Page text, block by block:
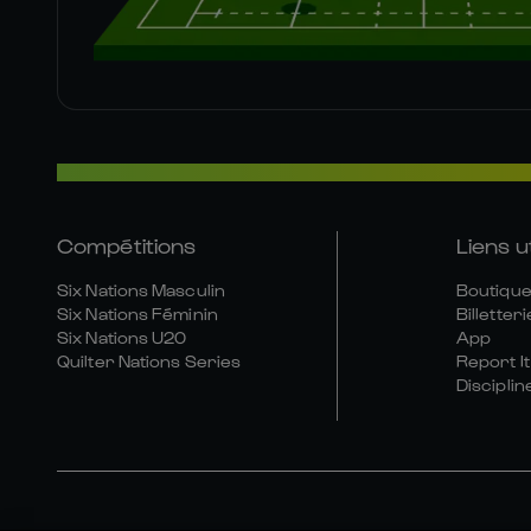
Compétitions
Six Nations Masculin
Six Nations Féminin
Six Nations U20
Quilter Nations Series
Liens
App
Report It